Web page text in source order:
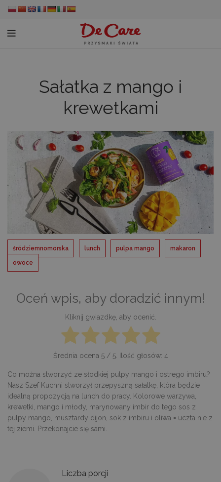
Sałatka z mango i
krewetkami
śródziemnomorska lunch pulpa mango makaron
owoce
Oceń wpis, aby doradzić innym!
Kliknij gwiazdkę, aby ocenić.
Średnia ocena 5/ 5. Ilość głosów: 4
Co można stworzyć ze słodkiej pulpy mango i ostrego imbiru?
Nasz Szef Kuchni stworzył przepyszną sałatkę, która będzie
idealną propozycją na lunch do pracy. Kolorowe warzywa,
krewetki, mango i młody, marynowany imbir do tego sos z
pulpy mango, musztardy dijon, sok z imbiru i oliwa = uczta nie z
tej ziemi. Przekonajcie się sami.
Liczba porcji